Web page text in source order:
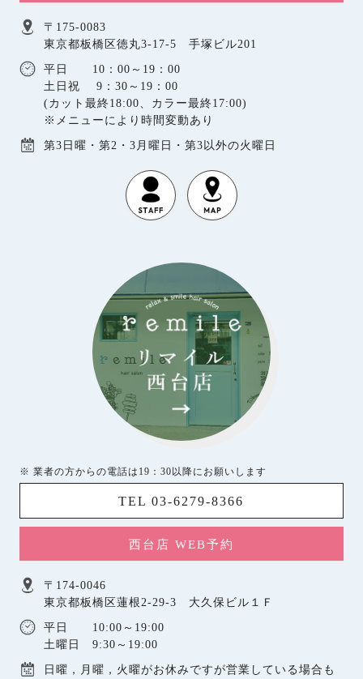
〒175-0083
東京都板橋区徳丸3-17-5 手塚ビル201
平日 10：00～19：00
土日祝 9：30～19：00
(カット最終18:00、カラー最終17:00)
※メニューにより時間変動あり
第3日曜・第2・3月曜日・第3以外の火曜日
※ 業者の方からの電話は19：30以降にお願いします
TEL 03-6279-8366
西台店 WEB予約
〒174-0046
東京都板橋区蓮根2-29-3 大久保ビル１Ｆ
平日 10:00～19:00
土曜日 9:30～19:00
日曜，月曜，火曜がお休みですが営業している場合も